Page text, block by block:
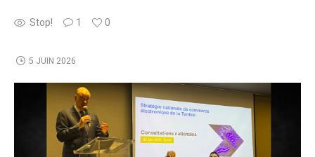
Stop! 1 0
5 JUIN 2026